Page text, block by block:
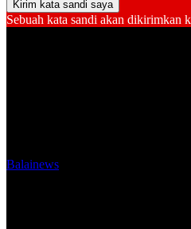
Sebuah kata sandi akan dikirimkan
Balainews